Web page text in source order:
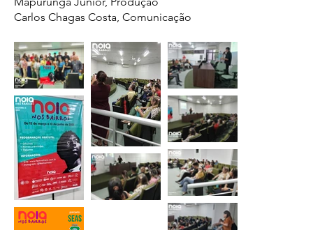
Carlos Chagas Costa, Comunicação